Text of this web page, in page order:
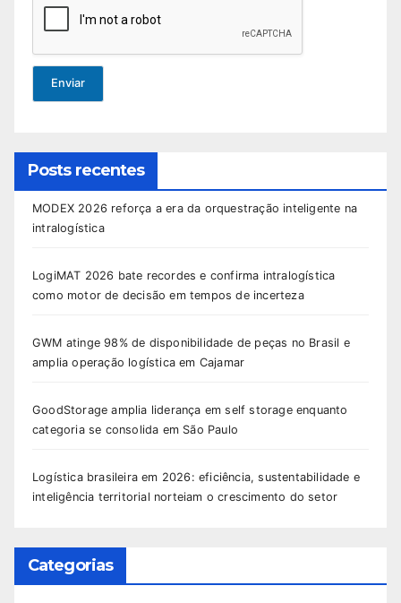
Enviar
Posts recentes
MODEX 2026 reforça a era da orquestração inteligente na
intralogística
LogiMAT 2026 bate recordes e confirma intralogística
como motor de decisão em tempos de incerteza
GWM atinge 98% de disponibilidade de peças no Brasil e
amplia operação logística em Cajamar
GoodStorage amplia liderança em self storage enquanto
categoria se consolida em São Paulo
Logística brasileira em 2026: eficiência, sustentabilidade e
inteligência territorial norteiam o crescimento do setor
Categorias